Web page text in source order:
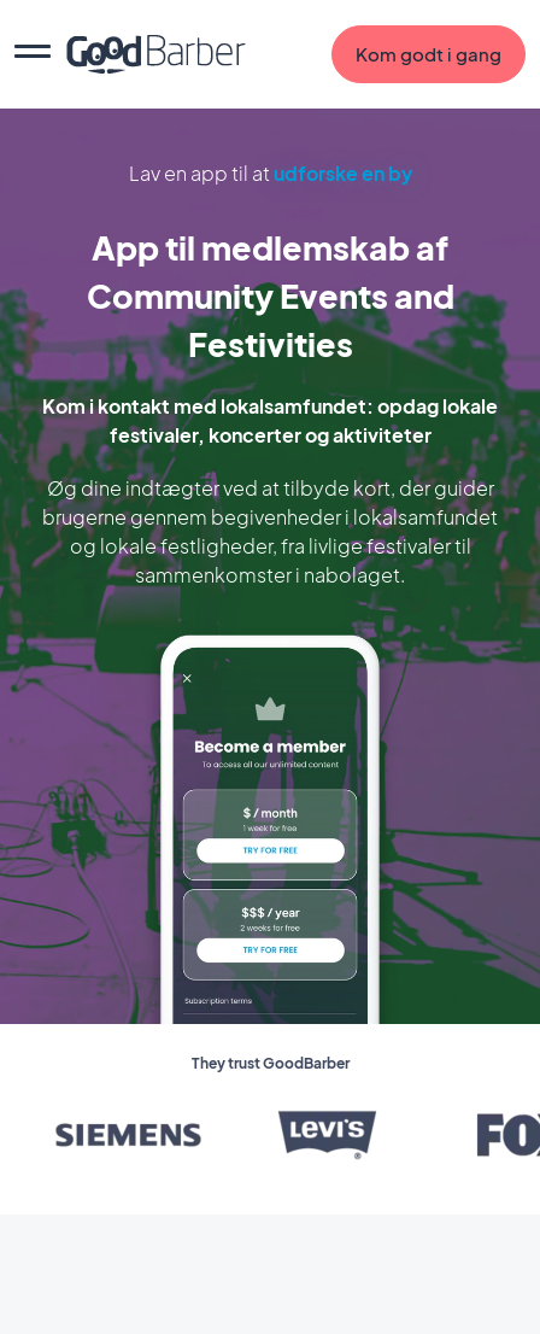
Kom godt i gang
Lav en app til atudforske en by
App til medlemskab af
Community Events and
Festivities
Kom i kontakt med lokalsamfundet: opdag lokale
festivaler, koncerter og aktiviteter
Øg dine indtægter ved at tilbyde kort, der guider
brugerne gennem begivenheder i lokalsamfundet
og lokale festligheder, fra livlige festivaler til
sammenkomster i nabolaget.
They trust GoodBarber